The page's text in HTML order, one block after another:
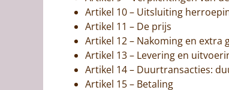
Artikel 10 – Uitsluiting
Artikel 11 – De prijs
Artikel 12 – Nakoming en extra
Artikel 13 – Levering en
Artikel 14 – Duurtransacties:
Artikel 15 – Betaling